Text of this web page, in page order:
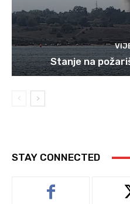
Stanje na
STAY CONNECTED